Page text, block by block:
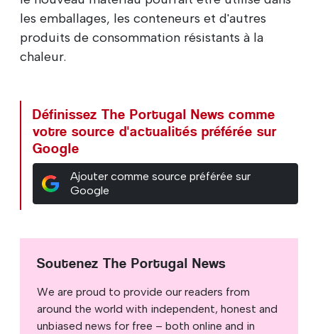
les emballages, les conteneurs et d'autres
produits de consommation résistants à la
chaleur.
Définissez The Portugal News comme
votre source d'actualités préférée sur
Google
Ajouter comme source préférée sur
Google
Soutenez The Portugal News
We are proud to provide our readers from
around the world with independent, honest and
unbiased news for free – both online and in